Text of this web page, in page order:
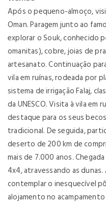
Após o pequeno-almoço,
Oman. Paragem junto ao
explorar o Souk, conhecido
omanitas), cobre, joias de
artesanato. Continuação
vila em ruínas, rodeada por
sistema de irrigação Falaj,
da UNESCO. Visita à vila em
destaque para os seus
tradicional. De seguida,
deserto de 200 km de
mais de 7.000 anos.
4x4, atravessando as
contemplar o inesquecível
alojamento no